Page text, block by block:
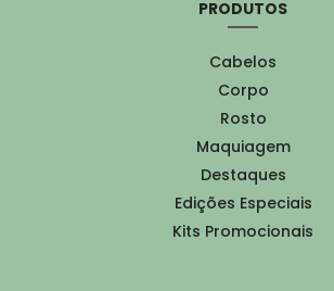
PRODUTOS
Cabelos
Corpo
Rosto
Maquiagem
Destaques
Edições Especiais
Kits Promocionais